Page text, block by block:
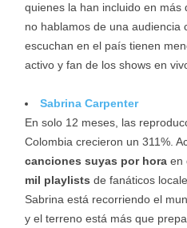
quienes la han incluido en más
no hablamos de una audiencia
escuchan en el país tienen
activo y fan de los shows en
Sabrina Carpenter
En solo 12 meses, las
Colombia crecieron un 311%.
canciones suyas por hora en
mil playlists de fanáticos
Sabrina está recorriendo el
y el terreno está más que